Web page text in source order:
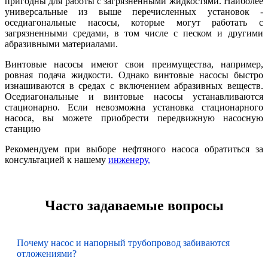
универсальные из выше перечисленных установок -
оседиагональные насосы, которые могут работать с
загрязненными средами, в том числе с песком и другими
абразивными материалами.
Винтовые насосы имеют свои преимущества, например,
ровная подача жидкости. Однако винтовые насосы быстро
изнашиваются в средах с включением абразивных веществ.
Оседиагональные и винтовые насосы устанавливаются
стационарно. Если невозможна установка стационарного
насоса, вы можете приобрести передвижную насосную
станцию
Рекомендуем при выборе нефтяного насоса обратиться за
консультацией к нашему инженеру.
Часто задаваемые вопросы
Почему насос и напорный трубопровод забиваются
отложениями?